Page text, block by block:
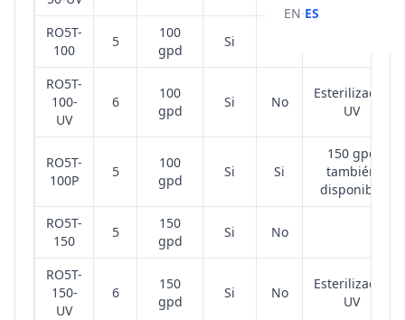
EN·ES
RO5T-
100
5
100
gpd
Si
RO5T-
100-
UV
6
100
gpd
Si No
Esterilizador
UV
RO5T-
100P
5
100
gpd
Si Si
150 gpd
también
disponible
RO5T-
150
5
150
gpd
Si No
RO5T-
150-
UV
6
150
gpd
Si No
Esterilizador
UV